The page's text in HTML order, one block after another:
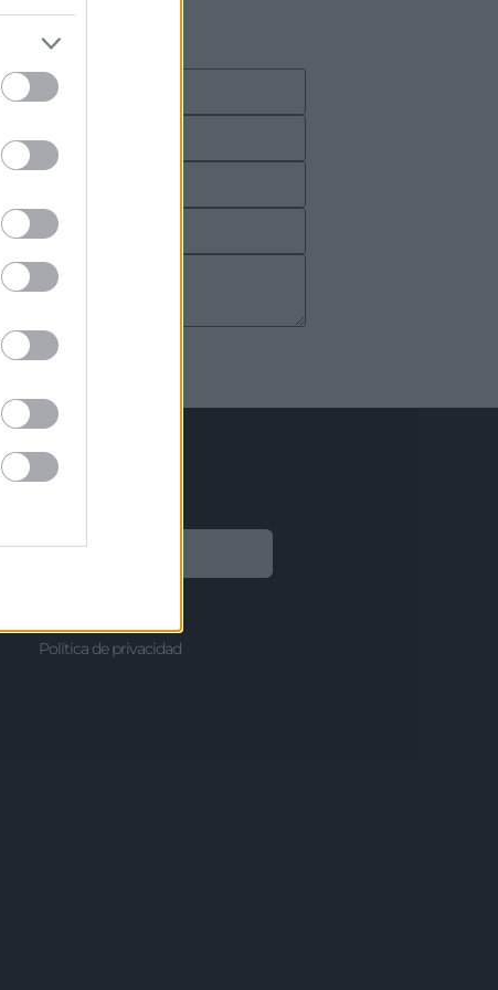
Legal
Política de privacidad